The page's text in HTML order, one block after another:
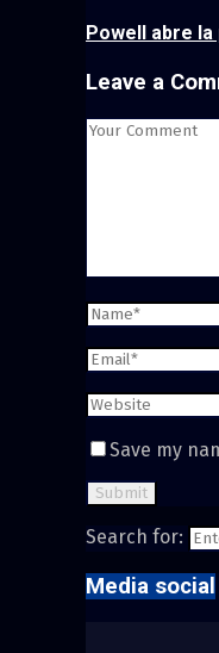
Powell abre
Leave a
Save my
Search for:
Media social